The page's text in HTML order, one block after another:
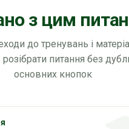
з цим
до тренувань і
питання без
основних кнопок